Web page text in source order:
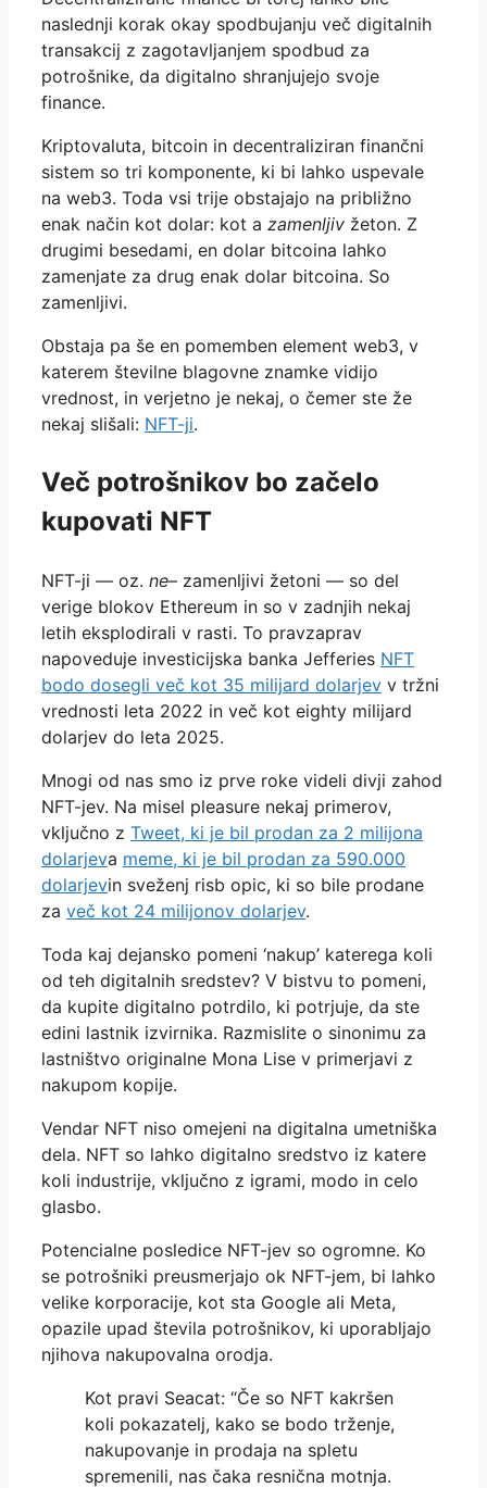
naslednji korak okay spodbujanju več digitalnih
transakcij z zagotavljanjem spodbud za
potrošnike, da digitalno shranjujejo svoje
finance.
Kriptovaluta, bitcoin in decentraliziran finančni
sistem so tri komponente, ki bi lahko uspevale
na web3. Toda vsi trije obstajajo na približno
enak način kot dolar: kot a zamenljiv žeton. Z
drugimi besedami, en dolar bitcoina lahko
zamenjate za drug enak dolar bitcoina. So
zamenljivi.
Obstaja pa še en pomemben element web3, v
katerem številne blagovne znamke vidijo
vrednost, in verjetno je nekaj, o čemer ste že
nekaj slišali: NFT-ji.
Več potrošnikov bo začelo
kupovati NFT
NFT-ji — oz. ne– zamenljivi žetoni — so del
verige blokov Ethereum in so v zadnjih nekaj
letih eksplodirali v rasti. To pravzaprav
napoveduje investicijska banka Jefferies NFT
bodo dosegli več kot 35 milijard dolarjev v tržni
vrednosti leta 2022 in več kot eighty milijard
dolarjev do leta 2025.
Mnogi od nas smo iz prve roke videli divji zahod
NFT-jev. Na misel pleasure nekaj primerov,
vključno z Tweet, ki je bil prodan za 2 milijona
dolarjeva meme, ki je bil prodan za 590.000
dolarjevin sveženj risb opic, ki so bile prodane
za več kot 24 milijonov dolarjev.
Toda kaj dejansko pomeni ‘nakup’ katerega koli
od teh digitalnih sredstev? V bistvu to pomeni,
da kupite digitalno potrdilo, ki potrjuje, da ste
edini lastnik izvirnika. Razmislite o sinonimu za
lastništvo originalne Mona Lise v primerjavi z
nakupom kopije.
Vendar NFT niso omejeni na digitalna umetniška
dela. NFT so lahko digitalno sredstvo iz katere
koli industrije, vključno z igrami, modo in celo
glasbo.
Potencialne posledice NFT-jev so ogromne. Ko
se potrošniki preusmerjajo ok NFT-jem, bi lahko
velike korporacije, kot sta Google ali Meta,
opazile upad števila potrošnikov, ki uporabljajo
njihova nakupovalna orodja.
Kot pravi Seacat: “Če so NFT kakršen
koli pokazatelj, kako se bodo trženje,
nakupovanje in prodaja na spletu
spremenili, nas čaka resnična motnja.